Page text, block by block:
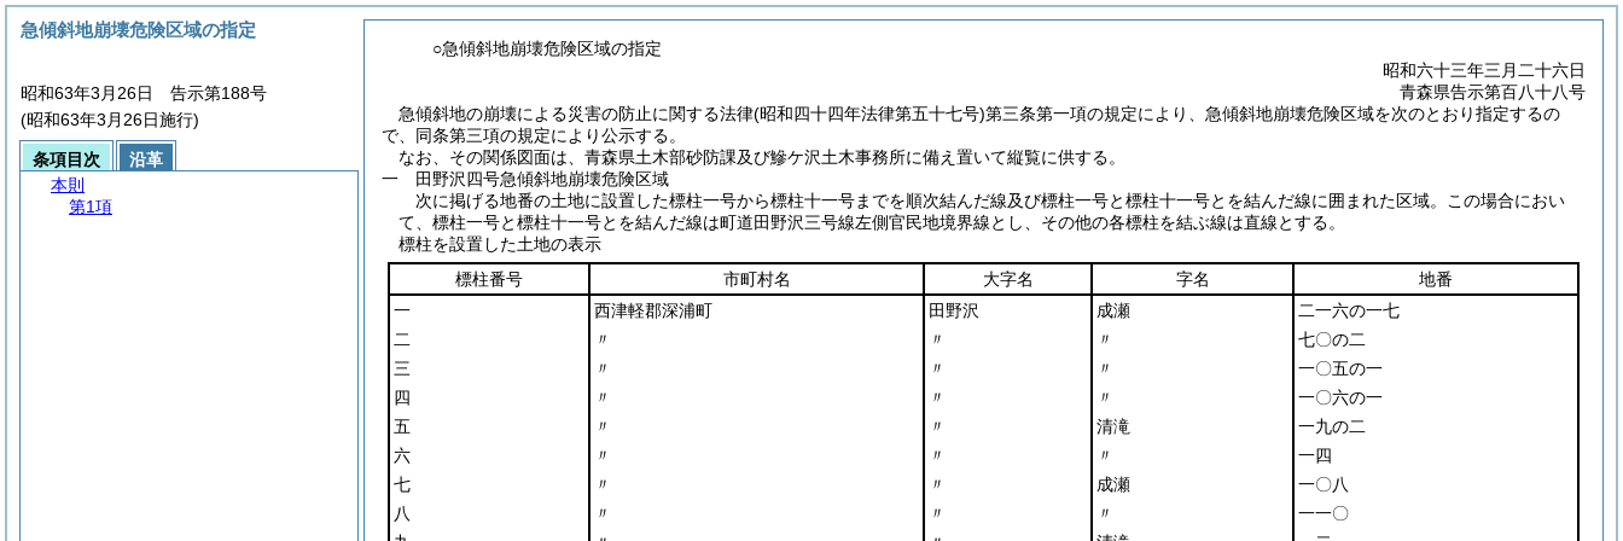
○急傾斜地崩壊危険区域の指定
昭和六十三年三月二十六日
青森県告示第百八十八号
急傾斜地の崩壊による災害の防止に関する法律(昭和四十四年法律第五十七号)第三条第一項の規定により、急傾斜地崩壊危険区域を次のとおり指定するの
で、同条第三項の規定により公示する。
なお、その関係図面は、青森県土木部砂防課及び鰺ケ沢土木事務所に備え置いて縦覧に供する。
一 田野沢四号急傾斜地崩壊危険区域
次に掲げる地番の土地に設置した標柱一号から標柱十一号までを順次結んだ線及び標柱一号と標柱十一号とを結んだ線に囲まれた区域。この場合におい
て、標柱一号と標柱十一号とを結んだ線は町道田野沢三号線左側官民地境界線とし、その他の各標柱を結ぶ線は直線とする。
標柱を設置した土地の表示
標柱番号
市町村名 大字名 字名
地番
一
西津軽郡深浦町 田野沢 成瀬
二一六の一七
二
〃 〃 〃
七〇の二
三
〃 〃 〃
一〇五の一
四
〃 〃 〃
一〇六の一
五
〃 〃 清滝
一九の二
六
〃 〃 〃
一四
七
〃 〃 成瀬
一〇八
八
〃 〃 〃
一一〇
急傾斜地崩壊危険区域の指定
昭和63年3月26日 告示第188号
(昭和63年3月26日施行)
条項目次
沿革
本則
第1項